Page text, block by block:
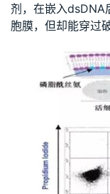
剂，在嵌入dsDNA
胞膜，但却能穿过